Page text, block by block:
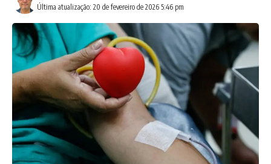
Última atualização: 20 de fevereiro de 2026 5:46 pm